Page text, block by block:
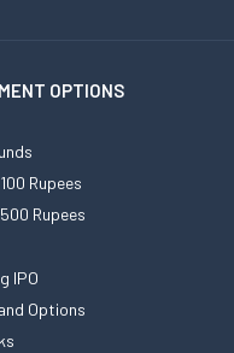
OPTIONS
Rupees
Rupees
IPO
Options